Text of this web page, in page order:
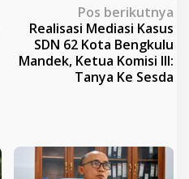
Pos berikutnya
Realisasi Mediasi Kasus
SDN 62 Kota Bengkulu
Mandek, Ketua Komisi III:
Tanya Ke Sesda